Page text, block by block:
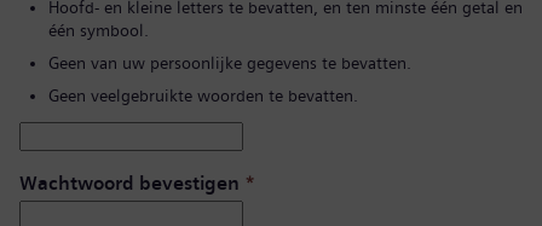
Hoofd- en kleine letters te bevatten, en ten minste één getal en
één symbool.
Geen van uw persoonlijke gegevens te bevatten.
Geen veelgebruikte woorden te bevatten.
Wachtwoord bevestigen *